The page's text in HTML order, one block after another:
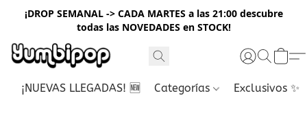
¡DROP SEMANAL -> CADA MARTES a las 21:00 descubre
todas las NOVEDADES en STOCK!
¡NUEVAS LLEGADAS! 🆕 Categorías Exclusivos ✨